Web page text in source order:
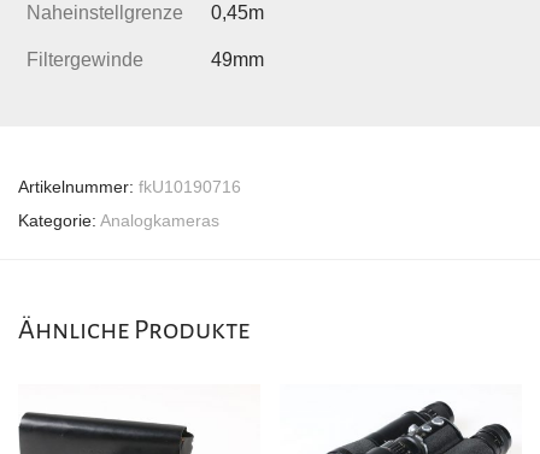
Naheinstellgrenze 0,45m
Filtergewinde 49mm
Artikelnummer: fkU10190716
Kategorie: Analogkameras
Ähnliche Produkte